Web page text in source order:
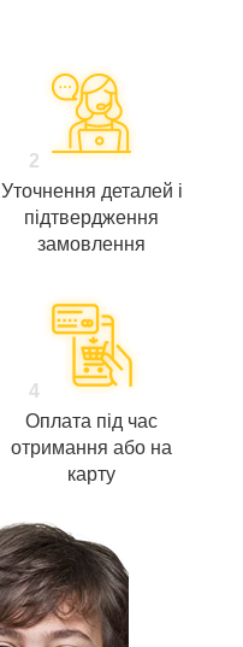
2
Уточнення деталей і
підтвердження
замовлення
4
Оплата під час
отримання або на
карту